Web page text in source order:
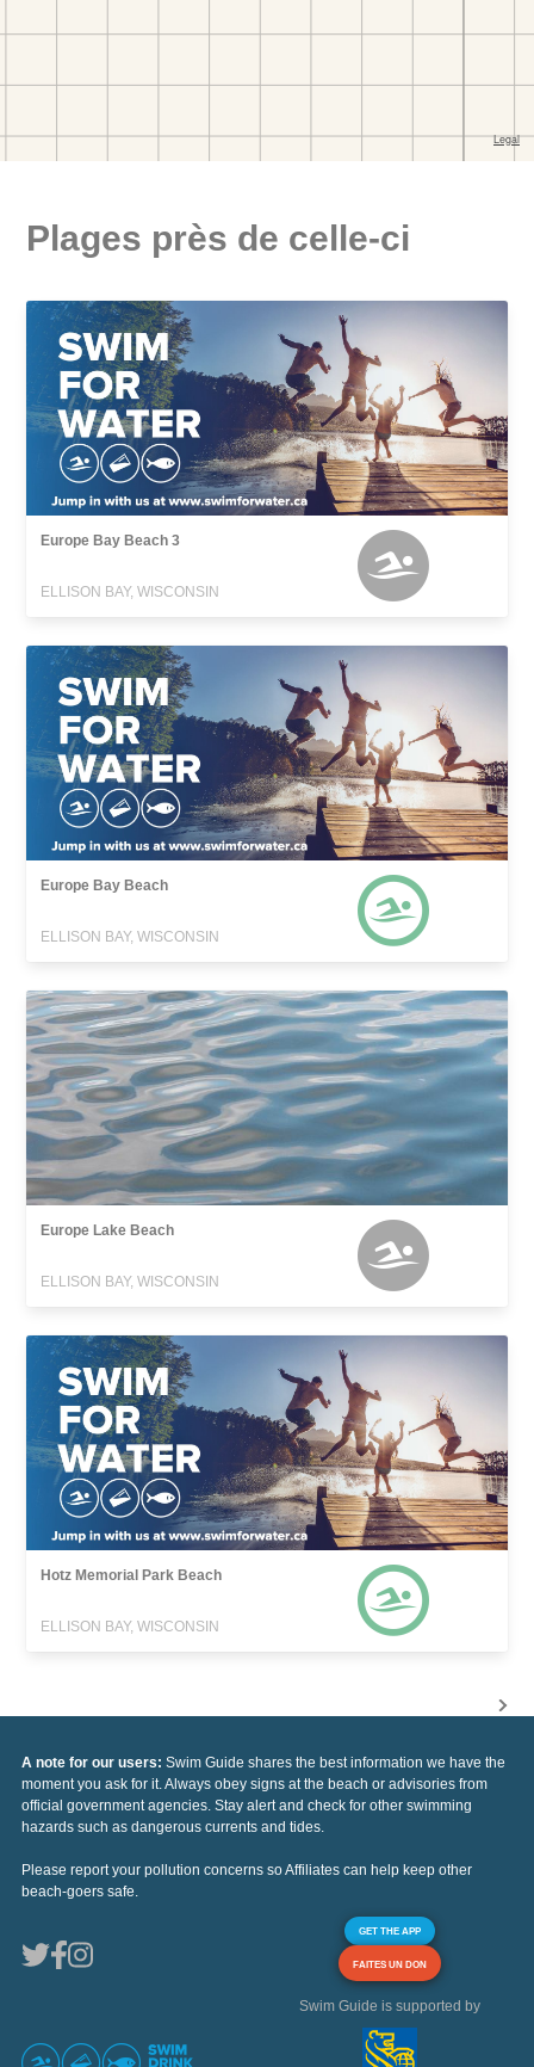
Plages près de celle-ci
Europe Bay Beach 3
ELLISON BAY, WISCONSIN
Europe Bay Beach
ELLISON BAY, WISCONSIN
Europe Lake Beach
ELLISON BAY, WISCONSIN
Hotz Memorial Park Beach
ELLISON BAY, WISCONSIN
A note for our users: Swim Guide shares the best information we have the
moment you ask for it. Always obey signs at the beach or advisories from
official government agencies. Stay alert and check for other swimming
hazards such as dangerous currents and tides.
Please report your pollution concerns so Affiliates can help keep other
beach-goers safe.
GET THE APP
FAITES UN DON
Swim Guide is supported by